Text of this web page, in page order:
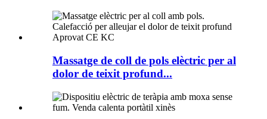
Massatge de coll de pols elèctric per al
dolor de teixit profund...